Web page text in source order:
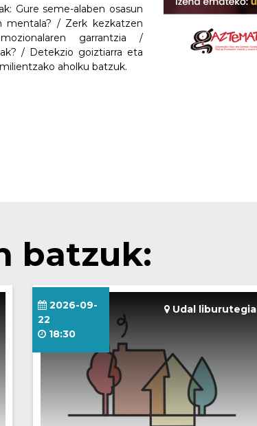
Gure seme-alaben osasun
mentala? / Zerk kezkatzen
garrantzia /
/ Detekzio goiztiarra eta
aholku batzuk.
batzuk:
Udal liburutegia
2026-09-
22
18:30